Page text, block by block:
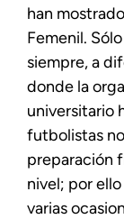
han
Femenil.
siempre, a
donde la
universitario
futbolistas
preparación
nivel; por
varias